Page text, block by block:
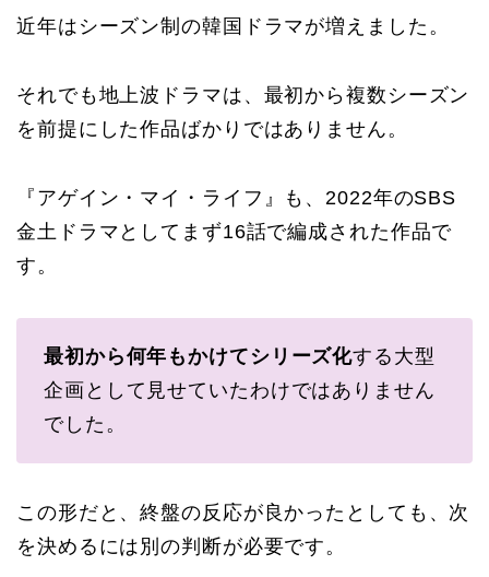
近年はシーズン制の韓国ドラマが増えました。
それでも地上波ドラマは、最初から複数シーズン
を前提にした作品ばかりではありません。
『アゲイン・マイ・ライフ』も、2022年のSBS
金土ドラマとしてまず16話で編成された作品で
す。
最初から何年もかけてシリーズ化する大型
企画として見せていたわけではありません
でした。
この形だと、終盤の反応が良かったとしても、次
を決めるには別の判断が必要です。